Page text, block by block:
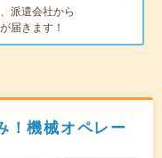
派遣会社から
が届きます！
！機械オペレー